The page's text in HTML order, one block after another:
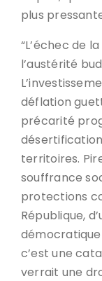
plus
“L’échec de
l’austérité
déflation
précarité
territoires.
souffrance
protections
République,
démocratique
c’est une
verrait une